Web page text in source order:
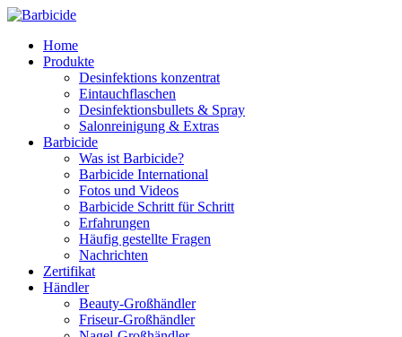
Home
Produkte
Desinfektions konzentrat
Eintauchflaschen
Desinfektionsbullets & Spray
Salonreinigung & Extras
Barbicide
Was ist Barbicide?
Barbicide International
Fotos und Videos
Barbicide Schritt für Schritt
Erfahrungen
Häufig gestellte Fragen
Nachrichten
Zertifikat
Händler
Beauty-Großhändler
Friseur-Großhändler